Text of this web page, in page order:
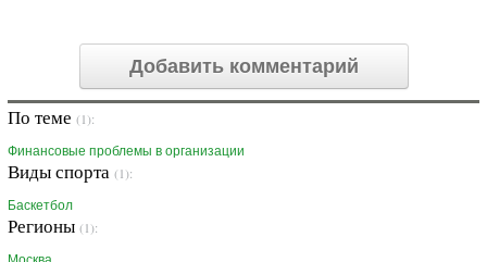
Добавить комментарий
По теме (1):
Финансовые проблемы в организации
Виды спорта (1):
Баскетбол
Регионы (1):